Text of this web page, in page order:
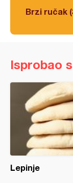
Brzi ručak
Isprobao
Lepinje